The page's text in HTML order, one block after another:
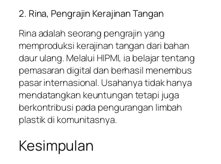
2. Rina, Pengrajin Kerajinan Tangan
Rina adalah seorang pengrajin yang
memproduksi kerajinan tangan dari bahan
daur ulang. Melalui HIPMI, ia belajar tentang
pemasaran digital dan berhasil menembus
pasar internasional. Usahanya tidak hanya
mendatangkan keuntungan tetapi juga
berkontribusi pada pengurangan limbah
plastik di komunitasnya.
Kesimpulan